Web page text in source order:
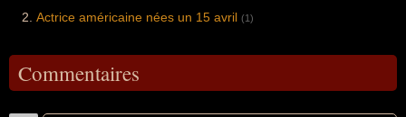
Actrice américaine nées un 15 avril (1)
Commentaires